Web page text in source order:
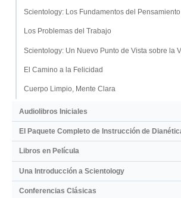
Scientology: Los Fundamentos del Pensamiento
Los Problemas del Trabajo
Scientology: Un Nuevo Punto de Vista sobre la
El Camino a la Felicidad
Cuerpo Limpio, Mente Clara
Audiolibros Iniciales
El Paquete Completo de Instrucción de
Libros en Película
Una Introducción a Scientology
Conferencias Clásicas